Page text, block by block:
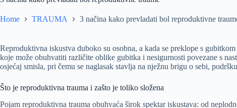
Home TRAUMA 3 načina kako prevladati bol reproduktivne
Reproduktivna iskustva duboko su osobna, a kada se preklope s
koje može obuhvatiti različite oblike gubitka i nesigurnosti povezane s
osjećaj smisla, pri čemu se naglasak stavlja na nježnu brigu o sebi,
Što je reproduktivna trauma i zašto je toliko složena
Pojam reproduktivna trauma obuhvaća širok spektar iskustava: od